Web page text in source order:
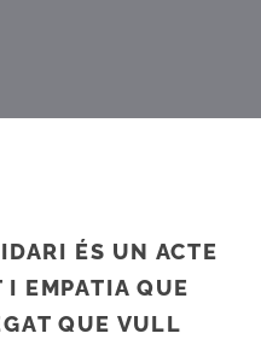
ÉS UN ACTE
I EMPATIA QUE
QUE VULL